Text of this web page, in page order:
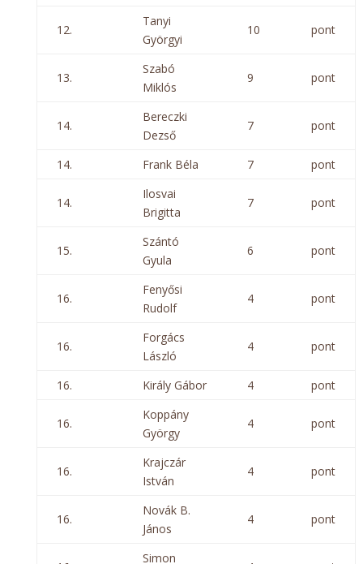
12.
Tanyi
Györgyi
10 pont
13.
Szabó
Miklós
9 pont
14.
Bereczki
Dezső
7 pont
14. Frank Béla 7 pont
14.
Ilosvai
Brigitta
7 pont
15.
Szántó
Gyula
6 pont
16.
Fenyősi
Rudolf
4 pont
16.
Forgács
László
4 pont
16. Király Gábor 4 pont
16.
Koppány
György
4 pont
16.
Krajczár
István
4 pont
16.
Novák B.
János
4 pont
Simon